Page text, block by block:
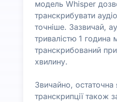
модель Whisper
транскрибувати
точніше. Зазвичай,
тривалістю 1 година
транскрибований
хвилину.
Звичайно, остаточна
транскрипції також